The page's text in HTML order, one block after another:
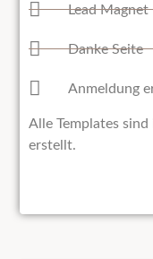
Lead Magnet
Danke Seite
Anmeldung
Alle Templates
erstellt.